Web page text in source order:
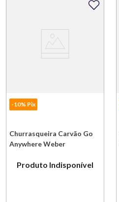
-10% Pix
Churrasqueira Carvão Go
Anywhere Weber
Produto Indisponível